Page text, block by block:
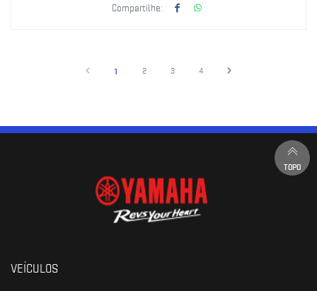
Compartilhe:
1 2 3 4
TOPO
VEÍCULOS